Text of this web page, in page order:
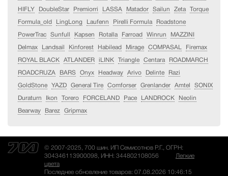
HIFLY DoubleStar Premiorri LASSA Matador Sailun Zeta Torque
Formula_old LingLong Laufenn Pirelli Formula Roadstone
PowerTrac Sunfull Kapsen Rotalla Farroad Winrun MAZZINI
Delmax Landsail Kinforest Habilead Mirage COMPASAL Firemax
ROYAL BLACK ATLANDER iLINK Triangle Centara ROADMARCH
ROADCRUZA BARS Onyx Headway Arivo Delinte Razi
GoldStone YAZD General Tire Comforser Grenlander Amtel SONIX
Duraturn Ikon Torero FORCELAND Pace LANDROCK Neolin
Bearway Barez Gripmax
© 2007-2025, 700 шин. ИП Семисотнов Р.Г., ОГРН:
304346113900098, ИНН: 344802108056
Легкие
цвета
Последнее обновление товаров: 07.08.2026 10:46:15